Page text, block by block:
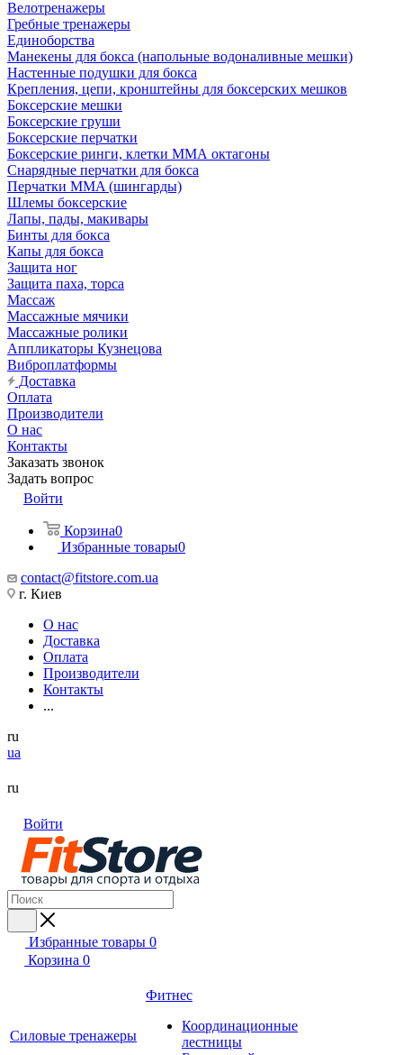
Велотренажеры
Гребные тренажеры
Единоборства
Манекены для бокса (напольные водоналивные мешки)
Настенные подушки для бокса
Крепления, цепи, кронштейны для боксерских мешков
Боксерские мешки
Боксерские груши
Боксерские перчатки
Боксерские ринги, клетки ММА октагоны
Снарядные перчатки для бокса
Перчатки MMA (шингарды)
Шлемы боксерские
Лапы, пады, макивары
Бинты для бокса
Капы для бокса
Защита ног
Защита паха, торса
Массаж
Массажные мячики
Массажные ролики
Аппликаторы Кузнецова
Виброплатформы
Доставка
Оплата
Производители
О нас
Контакты
Заказать звонок
Задать вопрос
Войти
Корзина0
Избранные товары0
contact@fitstore.com.ua
г. Киев
О нас
Доставка
Оплата
Производители
Контакты
...
ru
ua
ru
Войти
Избранные товары 0
Корзина 0
Силовые тренажеры
Фитнес
Координационные
лестницы